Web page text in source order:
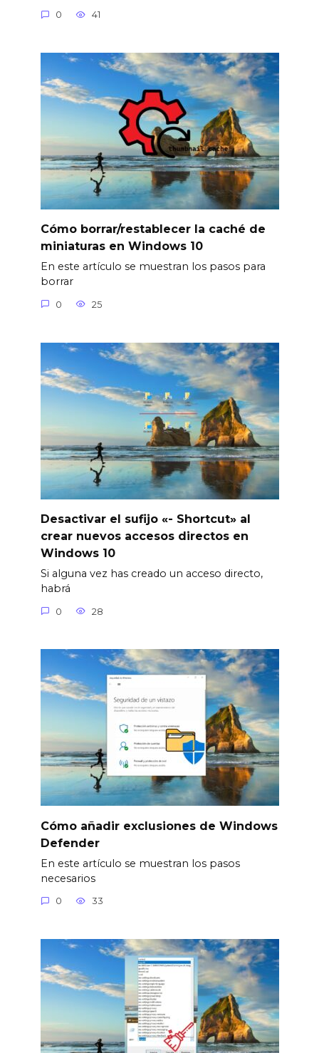
0 41
Cómo borrar/restablecer la caché de
miniaturas en Windows 10
En este artículo se muestran los pasos para
borrar
0 25
Desactivar el sufijo «- Shortcut» al
crear nuevos accesos directos en
Windows 10
Si alguna vez has creado un acceso directo,
habrá
0 28
Cómo añadir exclusiones de Windows
Defender
En este artículo se muestran los pasos
necesarios
0 33